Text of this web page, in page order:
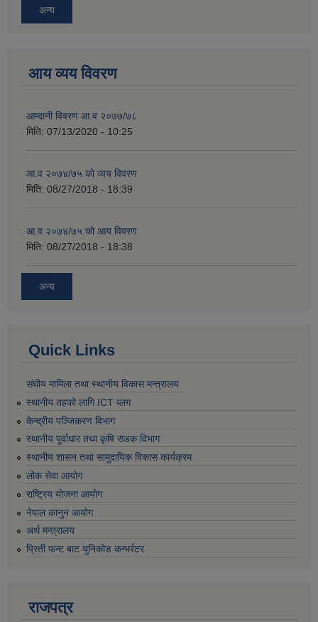
अन्य
आय व्यय विवरण
आम्दानी विवरण आ.व २०७७/७८
मिति: 07/13/2020 - 10:25
आ.व २०७४/७५ को व्यय विवरण
मिति: 08/27/2018 - 18:39
आ.व २०७४/७५ को आय विवरण
मिति: 08/27/2018 - 18:38
अन्य
Quick Links
संघीय मामिला तथा स्थानीय विकास मन्त्रालय
स्थानीय तहको लागि ICT ब्लग
केन्द्रीय पञ्जिकरण विभाग
स्थानीय पूर्वाधार तथा कृषि सडक विभाग
स्थानीय शासन तथा सामुदायिक विकास कार्यक्रम
लोक सेवा आयोग
राष्ट्रिय योजना आयोग
नेपाल कानुन आयोग
अर्थ मन्त्रालय
प्रिती फन्ट बाट युनिकोड कन्भर्रटर
राजपत्र